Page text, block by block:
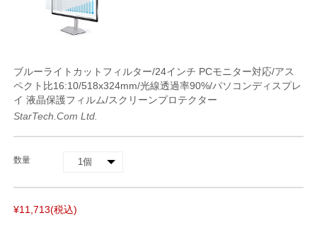
ブルーライトカットフィルター/24インチ PCモニター対応/アス
ペクト比16:10/518x324mm/光線透過率90%/パソコンディスプレ
イ 液晶保護フィルム/スクリーンプロテクター
StarTech.com Ltd.
数量
¥11,713(税込)